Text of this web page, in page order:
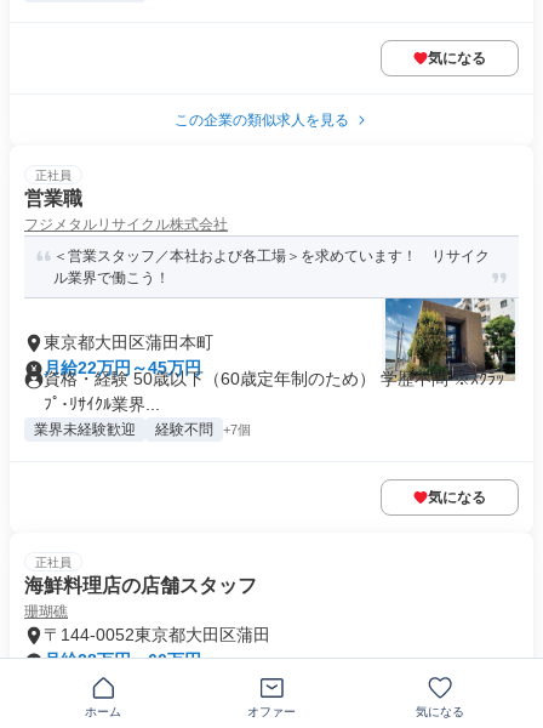
気になる
この企業の類似求人を見る
正社員
営業職
フジメタルリサイクル株式会社
＜営業スタッフ／本社および各工場＞を求めています！ リサイク
ル業界で働こう！
東京都大田区蒲田本町
月給22万円～45万円
資格・経験 50歳以下（60歳定年制のため） 学歴不問 ※ｽｸﾗｯ
ﾌﾟ･ﾘｻｲｸﾙ業界...
業界未経験歓迎 経験不問 +7個
気になる
正社員
海鮮料理店の店舗スタッフ
珊瑚礁
〒144-0052東京都大田区蒲田
月給28万円～60万円
・ジャンル問わず調理...
資格取得支援あり
ホーム オファー 気になる